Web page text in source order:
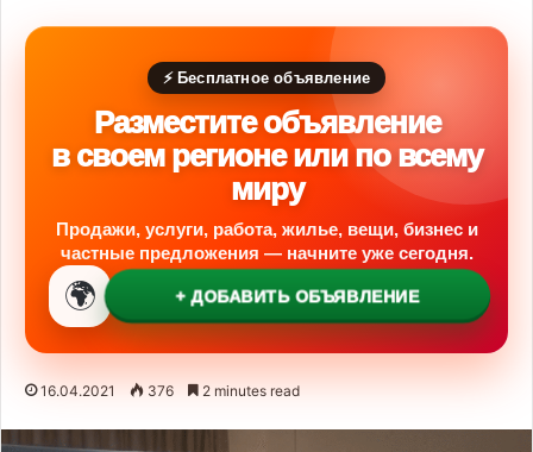
⚡ Бесплатное объявление
Разместите объявление
в своем регионе или по всему
миру
Продажи, услуги, работа, жилье, вещи, бизнес и
частные предложения — начните уже сегодня.
🌍 + ДОБАВИТЬ ОБЪЯВЛЕНИЕ
16.04.2021 376 2 minutes read